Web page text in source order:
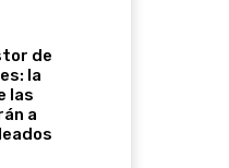
de
la
las
a